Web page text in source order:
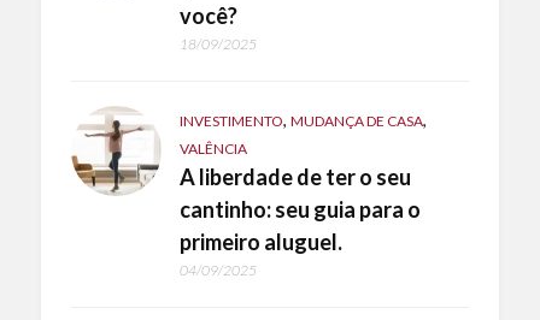
você?
18/09/2025
INVESTIMENTO, MUDANÇA DE CASA,
VALÊNCIA
A liberdade de ter o seu
cantinho: seu guia para o
primeiro aluguel.
04/09/2025